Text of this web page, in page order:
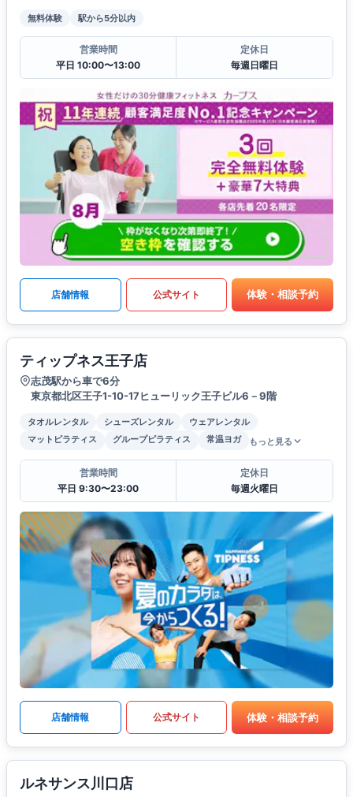
無料体験 駅から5分以内
営業時間
平日 10:00〜13:00
定休日
毎週日曜日
店舗情報 公式サイト 体験・相談予約
ティップネス王子店
志茂駅から車で6分
東京都北区王子1-10-17ヒューリック王子ビル6－9階
タオルレンタル シューズレンタル
ウェアレンタル
マットピラティス
グループピラティス 常温ヨガ もっと見る
営業時間
平日 9:30〜23:00
定休日
毎週火曜日
店舗情報 公式サイト 体験・相談予約
ルネサンス川口店